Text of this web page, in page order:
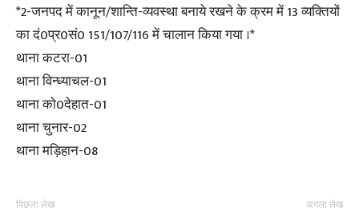
*2-जनपद में कानून/शान्ति-व्यवस्था बनाये रखने के क्रम में 13 व्यक्तियों
का दं0प्र0सं0 151/107/116 में चालान किया गया ।*
थाना कटरा-01
थाना विन्ध्याचल-01
थाना को0देहात-01
थाना चुनार-02
थाना मड़िहान-08
पिछला लेख अगला लेख